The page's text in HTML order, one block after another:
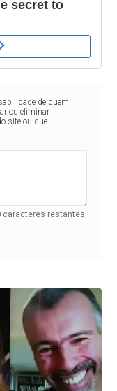
de quem
ou eliminar
site ou que
caracteres restantes.